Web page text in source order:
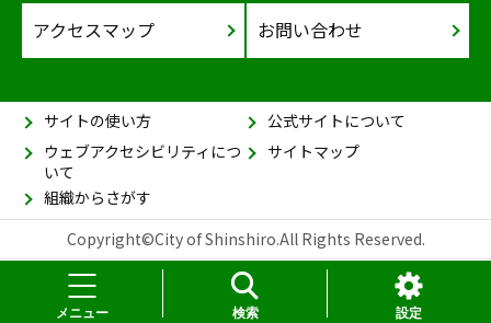
メニュー 検索 設定
アクセスマップ お問い合わせ
サイトの使い方
公式サイトについて
ウェブアクセシビリティにつ
いて
サイトマップ
組織からさがす
Copyright©City of Shinshiro.All Rights Reserved.